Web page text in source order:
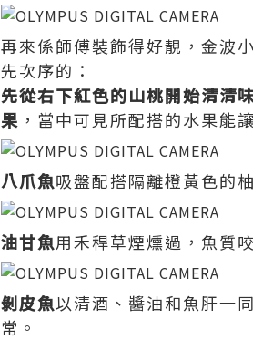
再來係師傅裝飾得好靚，金波
先次序的：
先從右下紅色的山桃開始清清
果 ，當中可見所配搭的水果能
八爪魚吸盤配搭隔離橙黃色的
油甘魚用禾稈草煙燻過，魚質
剝皮魚以清酒、醬油和魚肝一
常。